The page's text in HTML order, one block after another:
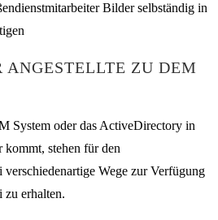
ZU DEM
System oder das ActiveDirectory in
kommt, stehen für den
Wege zur Verfügung
zu erhalten.